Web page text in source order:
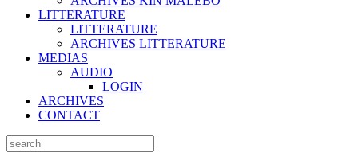
LITTERATURE
LITTERATURE
ARCHIVES LITTERATURE
MEDIAS
AUDIO
LOGIN
ARCHIVES
CONTACT